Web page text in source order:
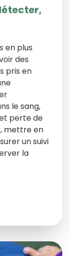
en plus
des
pris en
le sang,
perte de
mettre en
un suivi
la